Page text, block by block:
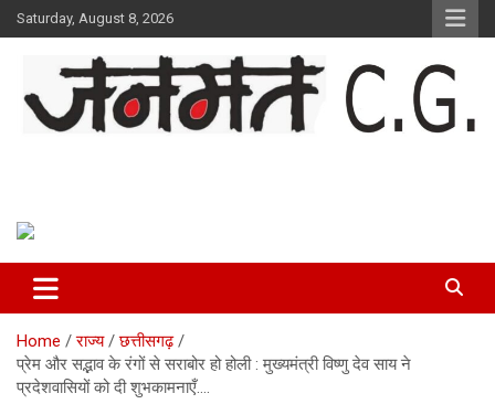
Skip
to
Saturday, August 8, 2026
Home राज्य
छत्तीसगढ़
प्रेम और सद्भाव के रंगों से सराबोर हो होली : मुख्यमंत्री विष्णु देव साय ने
प्रदेशवासियों को दी शुभकामनाएँ….